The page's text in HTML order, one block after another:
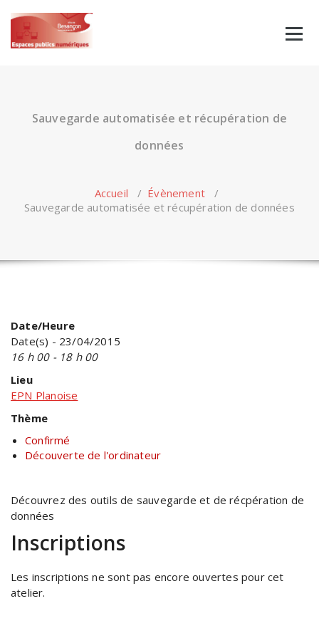
content
Sauvegarde automatisée et récupération de
données
Accueil / Évènement /
Sauvegarde automatisée et récupération de données
Date/Heure
Date(s) - 23/04/2015
16 h 00 - 18 h 00
Lieu
EPN Planoise
Thème
Confirmé
Découverte de l'ordinateur
Découvrez des outils de sauvegarde et de récpération de
données
Inscriptions
Les inscriptions ne sont pas encore ouvertes pour cet
atelier.